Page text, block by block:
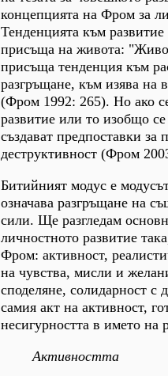
концепцията на Фром за
Тенденцията към
присъща на живота:
присъща тенденция към
разгръщане, към изява на
(Фром 1992: 265). Но ако
развитие или то изобщо се
създават предпоставки за
деструктивност (Фром
Битийният модус е
означава разгръщане на
сили. Ще разгледам
личностното развитие
Фром: активност,
на чувства, мисли и
споделяне, солидарност с
самия акт на активност,
несигурността в името на
Активността